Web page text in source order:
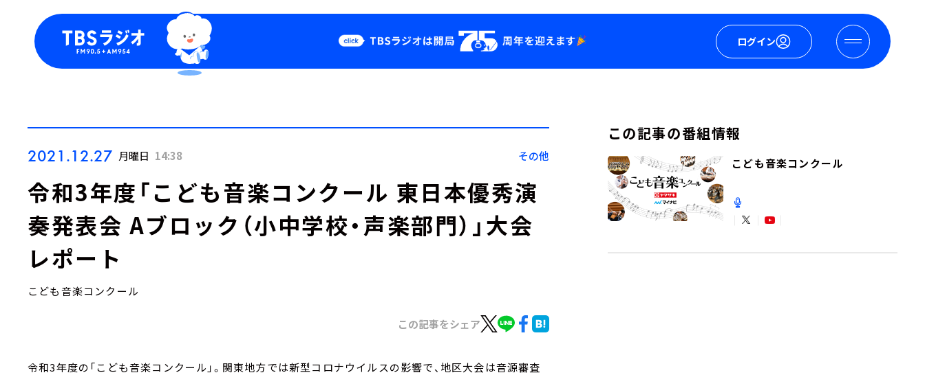
ログイン
Podcast
YouTube
2021.12.27 月曜日 14:38 その他
令和3年度「こども音楽コンクール 東日本優秀演
奏発表会 Aブロック（小中学校・声楽部門）」大会
レポート
こども音楽コンクール
この記事をシェア
令和3年度の「こども音楽コンクール」。関東地方では新型コロナウイルスの影響で、地区大会は音源審査
この記事の番組情報
こども音楽コンクール